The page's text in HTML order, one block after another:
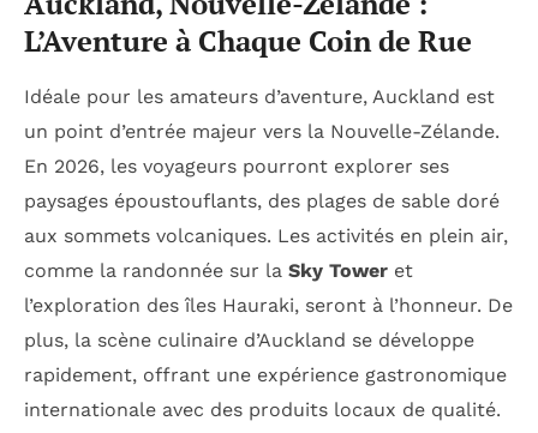
L’Aventure à Chaque Coin de Rue
Idéale pour les amateurs d’aventure, Auckland est
un point d’entrée majeur vers la Nouvelle-Zélande.
En 2026, les voyageurs pourront explorer ses
paysages époustouflants, des plages de sable doré
aux sommets volcaniques. Les activités en plein air,
comme la randonnée sur la Sky Tower et
l’exploration des îles Hauraki, seront à l’honneur. De
plus, la scène culinaire d’Auckland se développe
rapidement, offrant une expérience gastronomique
internationale avec des produits locaux de qualité.